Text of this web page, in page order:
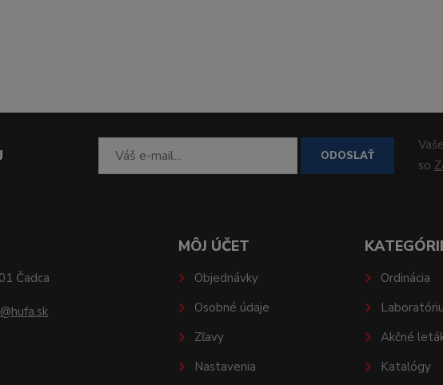
ODOSLAŤ
so
Čadca
MÔJ ÚČET
Objednávky
Osobné údaje
Zľavy
Nastavenia
Ordinácia
Akčné
Katalógy